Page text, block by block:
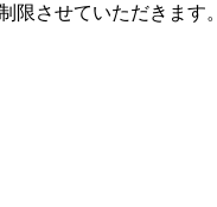
限させていただきます。